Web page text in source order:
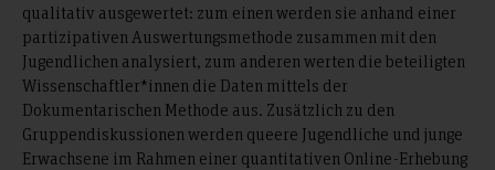
qualitativ ausgewertet: zum einen werden sie anhand einer
partizipativen Auswertungsmethode zusammen mit den
Jugendlichen analysiert, zum anderen werten die beteiligten
Wissenschaftler*innen die Daten mittels der
Dokumentarischen Methode aus. Zusätzlich zu den
Gruppendiskussionen werden queere Jugendliche und junge
Erwachsene im Rahmen einer quantitativen Online-Erhebung